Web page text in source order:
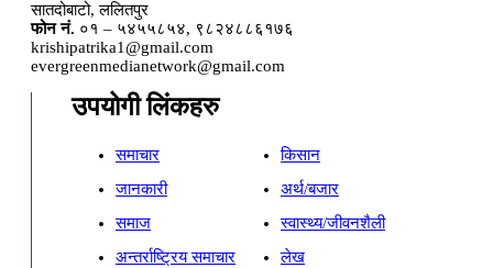
सातदोबाटो, ललितपुर
फोन नं. ०१ – ५४५५८५४, ९८२४८८६१७६
krishipatrika1@gmail.com
evergreenmedianetwork@gmail.com
उपयोगी लिंकहरु
समाचार
किसान
जानकारी
अर्थ/बजार
समाज
स्वास्थ्य/जीवनशैली
अन्तर्राष्ट्रिय समाचार
लेख